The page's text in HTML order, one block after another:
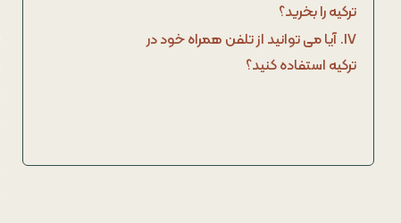
ترکیه را بخرید؟
IV. آیا می توانید از تلفن همراه خود در
ترکیه استفاده کنید؟